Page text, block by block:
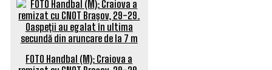
FOTO Handbal (M): Craiova a